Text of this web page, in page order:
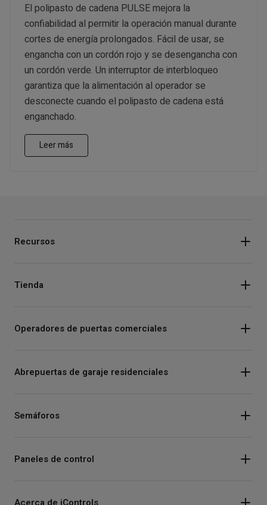
El polipasto de cadena PULSE mejora la
confiabilidad al permitir la operación manual durante
cortes de energía prolongados. Fácil de usar, se
engancha con un cordón rojo y se desengancha con
un cordón verde. Un interruptor de interbloqueo
garantiza que la alimentación al operador se
desconecte cuando el polipasto de cadena está
enganchado.
Leer más
Recursos
Tienda
Operadores de puertas comerciales
Abrepuertas de garaje residenciales
Semáforos
Paneles de control